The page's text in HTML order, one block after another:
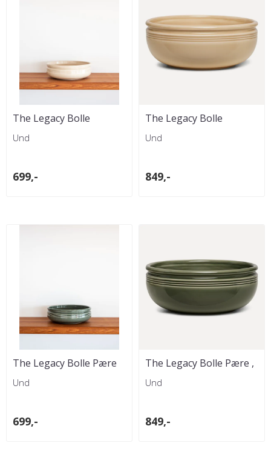
The Legacy Bolle
Marsipan
Und
699,-
The Legacy Bolle
Marsipan , Stor
Und
849,-
The Legacy Bolle Pære
Und
699,-
The Legacy Bolle Pære ,
Stor
Und
849,-